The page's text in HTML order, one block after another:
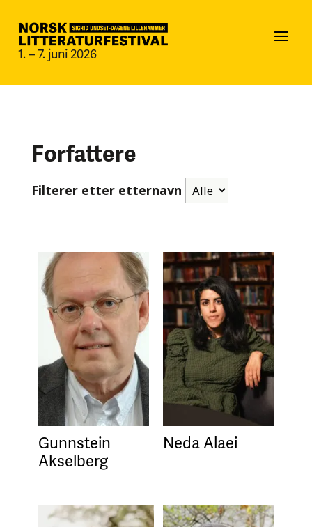
1. – 7. juni 2026
Forfattere
Filterer etter etternavn
Gunnstein
Akselberg
Neda Alaei